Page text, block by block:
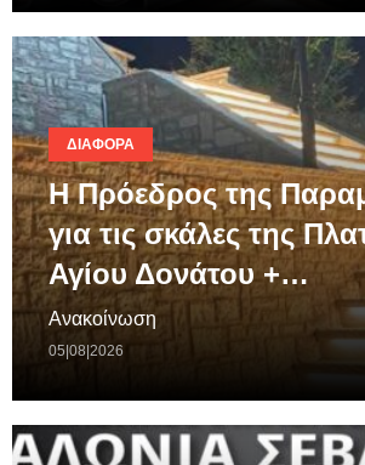
ΔΙΆΦΟΡΑ
Η Πρόεδρος της
για τις σκάλες της
Αγίου Δονάτου +…
Ανακοίνωση
05|08|2026